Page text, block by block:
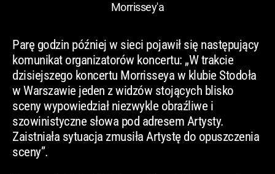
Morrissey'a
Parę godzin później w sieci pojawił się następujący
komunikat organizatorów koncertu: „W trakcie
dzisiejszego koncertu Morrisseya w klubie Stodoła
w Warszawie jeden z widzów stojących blisko
sceny wypowiedział niezwykle obraźliwe i
szowinistyczne słowa pod adresem Artysty.
Zaistniała sytuacja zmusiła Artystę do opuszczenia
sceny”.